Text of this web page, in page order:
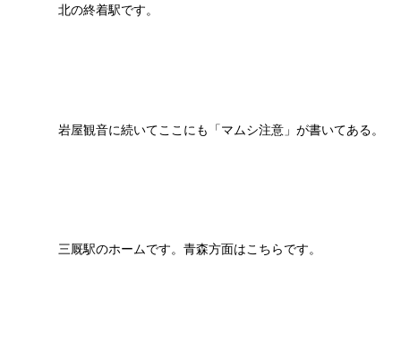
北の終着駅です。
岩屋観音に続いてここにも「マムシ注意」が書いてある。
三厩駅のホームです。青森方面はこちらです。